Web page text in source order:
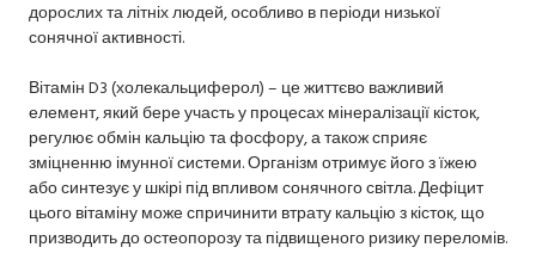
дорослих та літніх людей, особливо в періоди низької
сонячної активності.
Вітамін D3 (холекальциферол) – це життєво важливий
елемент, який бере участь у процесах мінералізації кісток,
регулює обмін кальцію та фосфору, а також сприяє
зміцненню імунної системи. Організм отримує його з їжею
або синтезує у шкірі під впливом сонячного світла. Дефіцит
цього вітаміну може спричинити втрату кальцію з кісток, що
призводить до остеопорозу та підвищеного ризику переломів.